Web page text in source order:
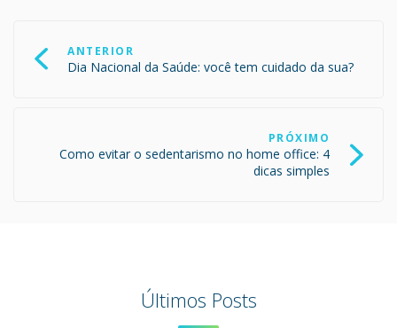
Post ANTERIOR
Dia Nacional da Saúde: você tem cuidado da sua?
PRÓXIMO
Como evitar o sedentarismo no home office: 4
dicas simples
Últimos Posts